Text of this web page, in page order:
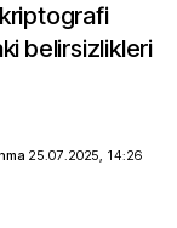
belirsizlikleri
25.07.2025, 14:26